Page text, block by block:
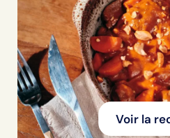
Voir la